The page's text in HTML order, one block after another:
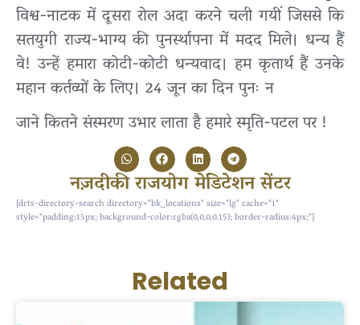
विश्व-नाटक में दूसरा रोल अदा करने चली गयीं जिससे कि
सतयुगी राज्य-भाग्य की पुनर्स्थापना में मदद मिले। धन्य हैं
वे! उन्हें हमारा कोटी-कोटी धन्यवाद। हम कृतार्थ हैं उनके
महान कर्तव्यों के लिए। 24 जून का दिन पुनः न
जाने कितने संस्मरण उभार लाता है हमारे स्मृति-पटल पर !
नज़दीकी राजयोग मेडिटेशन सेंटर
[drts-directory-search directory="bk_locations" size="lg" cache="1"
style="padding:15px; background-color:rgba(0,0,0,0.15); border-radius:4px;"]
Related